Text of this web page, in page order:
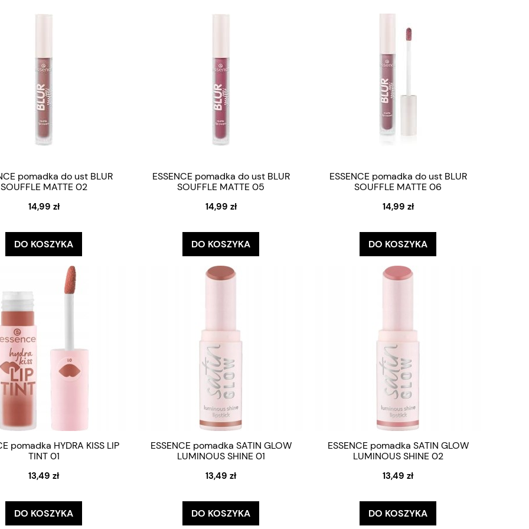
pomadka do ust BLUR
SOUFFLE MATTE 02
14,99 zł
DO KOSZYKA
ESSENCE pomadka do ust BLUR
SOUFFLE MATTE 05
14,99 zł
DO KOSZYKA
ESSENCE pomadka do ust BLUR
SOUFFLE MATTE 06
14,99 zł
DO KOSZYKA
pomadka HYDRA KISS LIP
TINT 01
13,49 zł
DO KOSZYKA
ESSENCE pomadka SATIN GLOW
LUMINOUS SHINE 01
13,49 zł
DO KOSZYKA
ESSENCE pomadka SATIN GLOW
LUMINOUS SHINE 02
13,49 zł
DO KOSZYKA